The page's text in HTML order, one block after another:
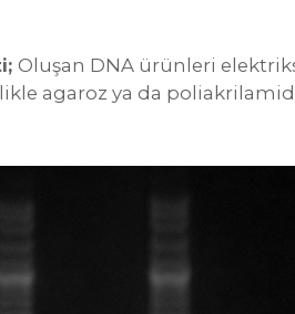
Oluşan DNA ürünleri
agaroz ya da poliakrilamid